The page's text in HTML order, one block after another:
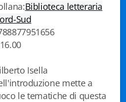
Biblioteca letteraria
Sud
Isella
mette a
le tematiche di questa